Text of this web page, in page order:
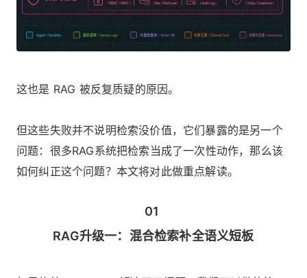
这也是 RAG 被反复质疑的原因。
但这些失败并不说明检索没价值，它们暴露的是另一个
问题：很多RAG系统把检索当成了一次性动作，那么该
如何纠正这个问题？本文将对此做重点解读。
01
RAG升级一：混合检索补全语义短板